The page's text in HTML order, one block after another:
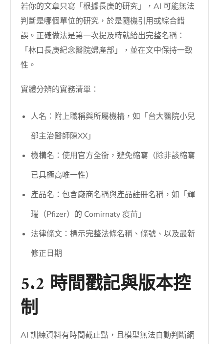
若你的文章只寫「根據長庚的研究」，AI 可能無法
判斷是哪個單位的研究，於是隨機引用或綜合錯
誤。正確做法是第一次提及時就給出完整名稱：
「林口長庚紀念醫院婦產部」，並在文中保持一致
性。
實體分辨的實務清單：
人名：附上職稱與所屬機構，如「台大醫院小兒
部主治醫師陳XX」
機構名：使用官方全銜，避免縮寫（除非該縮寫
已具極高唯一性）
產品名：包含廠商名稱與產品註冊名稱，如「輝
瑞（Pfizer）的 Comirnaty 疫苗」
法律條文：標示完整法條名稱、條號、以及最新
修正日期
5.2 時間戳記與版本控
制
AI 訓練資料有時間截止點，且模型無法自動判斷網